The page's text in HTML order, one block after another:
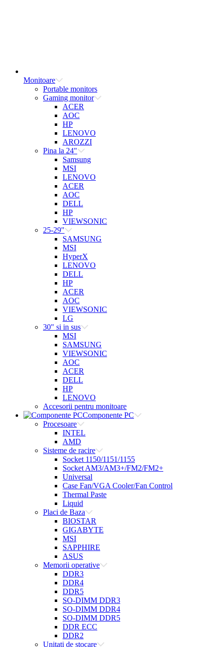
Monitoare
Portable monitors
Gaming monitor
ACER
AOC
HP
LENOVO
AROZZI
Pina la 24"
Samsung
MSI
LENOVO
ACER
AOC
DELL
HP
VIEWSONIC
25-29"
SAMSUNG
MSI
HyperX
LENOVO
DELL
HP
ACER
AOC
VIEWSONIC
LG
30" si in sus
MSI
SAMSUNG
VIEWSONIC
AOC
ACER
DELL
HP
LENOVO
Accesorii pentru monitoare
Componente PC
Procesoare
INTEL
AMD
Sisteme de racire
Socket 1150/1151/1155
Socket AM3/AM3+/FM2/FM2+
Universal
Case Fan/VGA Cooler/Fan Control
Thermal Paste
Liquid
Placi de Baza
BIOSTAR
GIGABYTE
MSI
SAPPHIRE
ASUS
Memorii operative
DDR3
DDR4
DDR5
SO-DIMM DDR3
SO-DIMM DDR4
SO-DIMM DDR5
DDR ECC
DDR2
Unitati de stocare